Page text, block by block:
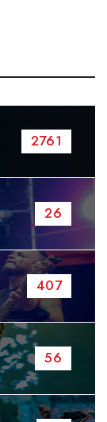
2761
26
407
56